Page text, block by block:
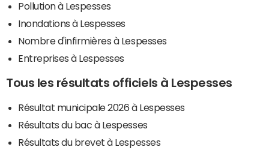
Pollution à Lespesses
Inondations à Lespesses
Nombre d'infirmières à Lespesses
Entreprises à Lespesses
Tous les résultats officiels à Lespesses
Résultat municipale 2026 à Lespesses
Résultats du bac à Lespesses
Résultats du brevet à Lespesses